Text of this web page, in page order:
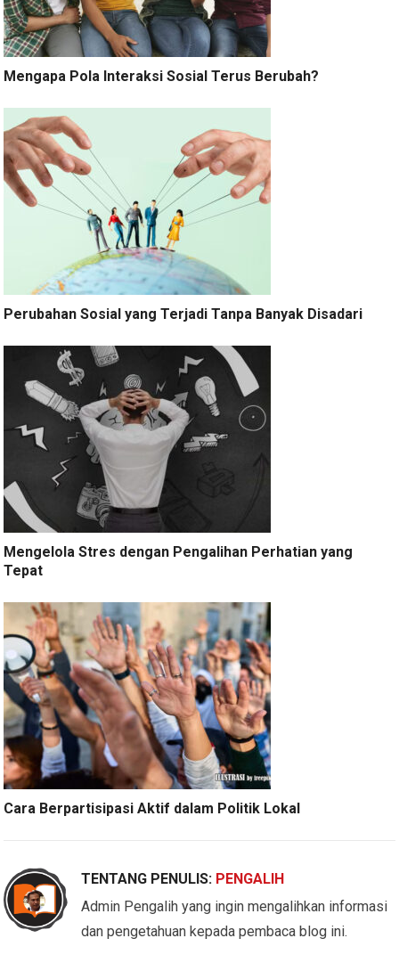
Mengapa Pola Interaksi Sosial Terus Berubah?
Perubahan Sosial yang Terjadi Tanpa Banyak Disadari
Mengelola Stres dengan Pengalihan Perhatian yang
Tepat
Cara Berpartisipasi Aktif dalam Politik Lokal
TENTANG PENULIS: PENGALIH
Admin Pengalih yang ingin mengalihkan informasi
dan pengetahuan kepada pembaca blog ini.